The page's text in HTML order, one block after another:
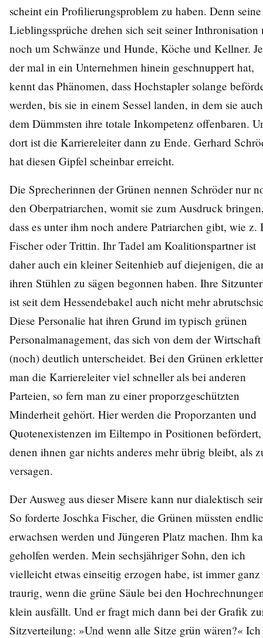
scheint ein Profilierungsproblem zu haben. Denn seine
Lieblingssprüche drehen sich seit seiner Inthronisation
noch um Schwänze und Hunde, Köche und Kellner.
der mal in ein Unternehmen hinein geschnuppert hat,
kennt das Phänomen, dass Hochstapler solange
werden, bis sie in einem Sessel landen, in dem sie auch
dem Dümmsten ihre totale Inkompetenz offenbaren.
dort ist die Karriereleiter dann zu Ende. Gerhard
hat diesen Gipfel scheinbar erreicht.
Die Sprecherinnen der Grünen nennen Schröder nur
den Oberpatriarchen, womit sie zum Ausdruck
dass es unter ihm noch andere Patriarchen gibt, wie z.
Fischer oder Trittin. Ihr Tadel am Koalitionspartner ist
daher auch ein kleiner Seitenhieb auf diejenigen, die
ihren Stühlen zu sägen begonnen haben. Ihre
ist seit dem Hessendebakel auch nicht mehr
Diese Personalie hat ihren Grund im typisch grünen
Personalmanagement, das sich von dem der Wirtschaft
(noch) deutlich unterscheidet. Bei den Grünen
man die Karriereleiter viel schneller als bei anderen
Parteien, so fern man zu einer proporzgeschützten
Minderheit gehört. Hier werden die Proporzanten und
Quotenexistenzen im Eiltempo in Positionen
denen ihnen gar nichts anderes mehr übrig bleibt, als
versagen.
Der Ausweg aus dieser Misere kann nur dialektisch
So forderte Joschka Fischer, die Grünen müssten
erwachsen werden und Jüngeren Platz machen. Ihm
geholfen werden. Mein sechsjähriger Sohn, den ich
vielleicht etwas einseitig erzogen habe, ist immer ganz
traurig, wenn die grüne Säule bei den
klein ausfällt. Und er fragt mich dann bei der Grafik
Sitzverteilung: »Und wenn alle Sitze grün wären?« Ich